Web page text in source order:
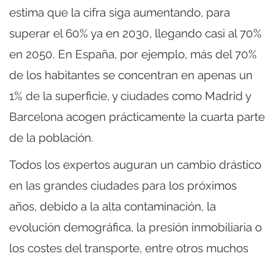
estima que la cifra siga aumentando, para
superar el 60% ya en 2030, llegando casi al 70%
en 2050. En España, por ejemplo, más del 70%
de los habitantes se concentran en apenas un
1% de la superficie, y ciudades como Madrid y
Barcelona acogen prácticamente la cuarta parte
de la población.
Todos los expertos auguran un cambio drástico
en las grandes ciudades para los próximos
años, debido a la alta contaminación, la
evolución demográfica, la presión inmobiliaria o
los costes del transporte, entre otros muchos